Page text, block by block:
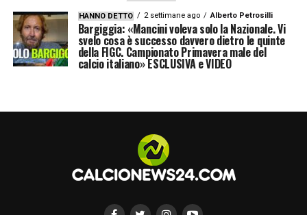
100€ per ogni cartellino in Serie A
Per ogni cartellino ottieni 5€ fino a 100€ di
bonus scommesse
SCOPRI LA PROMO GOLDBET
LA PLAYLIST DELLE NOSTRE TOP NEWS
HANNO DETTO 2 settimane ago Alberto Petrosilli
Bargiggia: «Mancini voleva solo la Nazionale. Vi
svelo cosa è successo davvero dietro le quinte
della FIGC. Campionato Primavera male del
calcio italiano» ESCLUSIVA e VIDEO